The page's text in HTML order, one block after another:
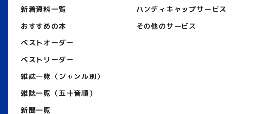
新着資料一覧
おすすめの本
ベストオーダー
ベストリーダー
雑誌一覧（ジャンル別）
雑誌一覧（五十音順）
新聞一覧
ハンディキャップサービス
その他のサービス